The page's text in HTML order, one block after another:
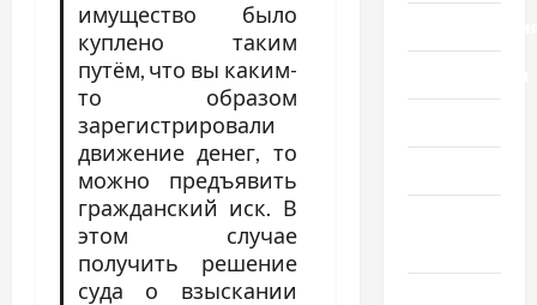
имущество было
куплено таким
путём, что вы каким-
то образом
зарегистрировали
движение денег, то
можно предъявить
гражданский иск. В
этом случае
получить решение
суда о взыскании